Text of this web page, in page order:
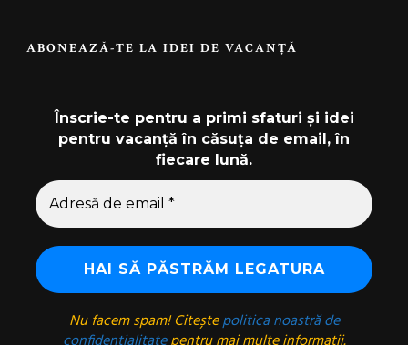
ABONEAZĂ-TE LA IDEI DE VACANȚĂ
Înscrie-te pentru a primi sfaturi și idei
pentru vacanță în căsuța de email, în
fiecare lună.
Nu facem spam! Citeștepolitica noastră de